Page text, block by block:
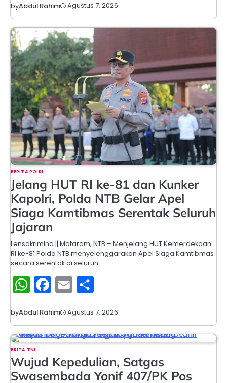
byAbdul Rahim Agustus 7, 2026
BERITA POLRI
Jelang HUT RI ke-81 dan Kunker
Kapolri, Polda NTB Gelar Apel
Siaga Kamtibmas Serentak Seluruh
Jajaran
Lensakrimina || Mataram, NTB – Menjelang HUT Kemerdekaan
RI ke-81 Polda NTB menyelenggarakan Apel Siaga Kamtibmas
secara serentak di seluruh…
WhatsAppFacebook
Email
byAbdul Rahim Agustus 7, 2026
BRITA TNI
Wujud Kepedulian, Satgas
Swasembada Yonif 407/PK Pos